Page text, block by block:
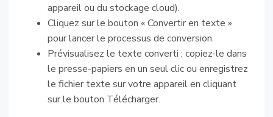
appareil ou du stockage cloud).
Cliquez sur le bouton « Convertir en texte »
pour lancer le processus de conversion.
Prévisualisez le texte converti ; copiez-le dans
le presse-papiers en un seul clic ou enregistrez
le fichier texte sur votre appareil en cliquant
sur le bouton Télécharger.